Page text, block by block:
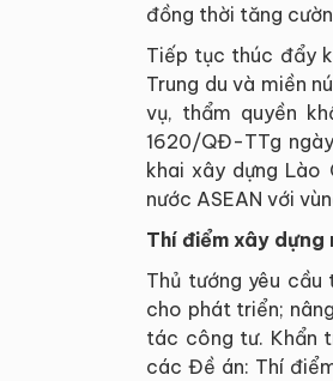
đồng thời tăng
Tiếp tục thúc đẩy
Trung du và miền
vụ, thẩm quyền
1620/QĐ-TTg
khai xây dựng
nước ASEAN với
Thí điểm xây dựng
Thủ tướng yêu cầu
cho phát triển;
tác công tư. Khẩn
các Đề án: Thí